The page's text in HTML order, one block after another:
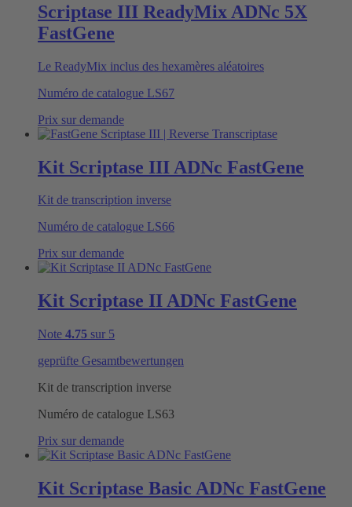
Scriptase III ReadyMix ADNc 5X
FastGene
Le ReadyMix inclus des hexamères aléatoires
Numéro de catalogue LS67
Prix sur demande
Kit Scriptase III ADNc FastGene
Kit de transcription inverse
Numéro de catalogue LS66
Prix sur demande
Kit Scriptase II ADNc FastGene
Note 4.75 sur 5
geprüfte Gesamtbewertungen
Kit de transcription inverse
Numéro de catalogue LS63
Prix sur demande
Kit Scriptase Basic ADNc FastGene